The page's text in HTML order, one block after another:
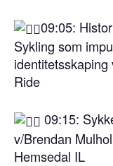
09:05:
Sykling som
Ride
09:15:
v/Brendan
Hemsedal IL